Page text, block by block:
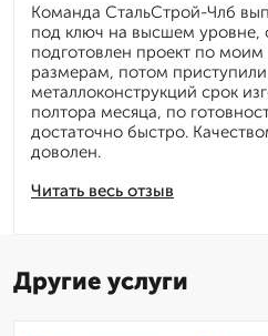
Читать весь отзыв
Команда СтальСтрой-Члб
под ключ на высшем уровне,
подготовлен проект по
размерам, потом
металлоконструкций срок
полтора месяца, по
достаточно быстро.
доволен.
Другие услуги